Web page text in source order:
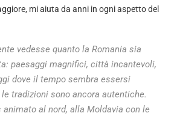
mi aiuta da anni in ogni aspetto del
vedesse quanto la Romania sia
paesaggi magnifici, città incantevoli,
dove il tempo sembra essersi
tradizioni sono ancora autentiche.
animato al nord, alla Moldavia con le